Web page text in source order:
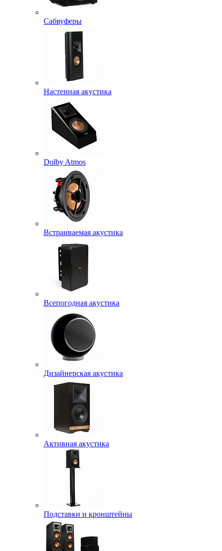
Сабвуферы
Настенная акустика
Dolby Atmos
Встраиваемая акустика
Всепогодная акустика
Дизайнерская акустика
Активная акустика
Подставки и кронштейны